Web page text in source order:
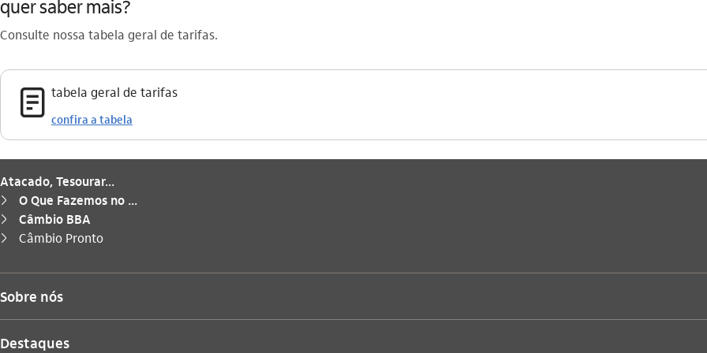
quer saber mais?
Consulte nossa tabela geral de tarifas.
documento_outline tabela geral de tarifas
confira a tabela
Atacado, Tesourar...
seta_direita O Que Fazemos no ...
seta_direita Câmbio BBA
seta_direita
Você está aqui:
Câmbio Pronto
Sobre nós
Destaques